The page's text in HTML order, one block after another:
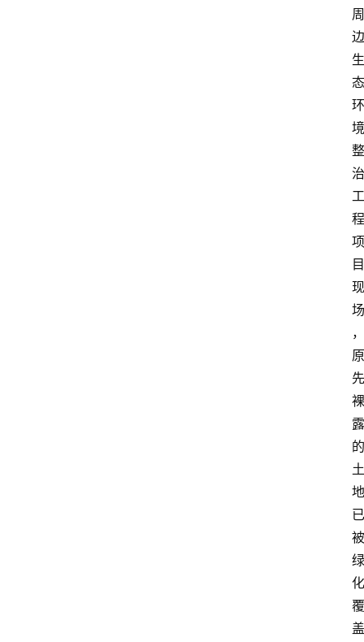
周
边
生
态
环
境
整
治
工
程
项
目
现
场
，
原
先
裸
露
的
土
地
已
被
绿
化
覆
盖